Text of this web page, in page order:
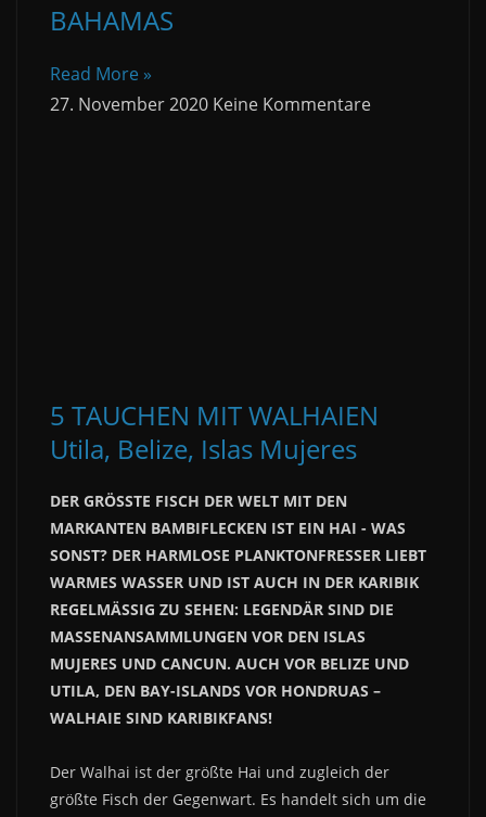
BAHAMAS
Read More »
27. November 2020 Keine Kommentare
5 TAUCHEN MIT WALHAIEN
Utila, Belize, Islas Mujeres
DER GRÖSSTE FISCH DER WELT MIT DEN
MARKANTEN BAMBIFLECKEN IST EIN HAI - WAS
SONST? DER HARMLOSE PLANKTONFRESSER LIEBT
WARMES WASSER UND IST AUCH IN DER KARIBIK
REGELMÄSSIG ZU SEHEN: LEGENDÄR SIND DIE
MASSENANSAMMLUNGEN VOR DEN ISLAS
MUJERES UND CANCUN. AUCH VOR BELIZE UND
UTILA, DEN BAY-ISLANDS VOR HONDRUAS –
WALHAIE SIND KARIBIKFANS!
Der Walhai ist der größte Hai und zugleich der
größte Fisch der Gegenwart. Es handelt sich um die